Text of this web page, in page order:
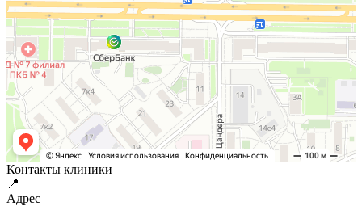
Контакты клиники
📍
Адрес